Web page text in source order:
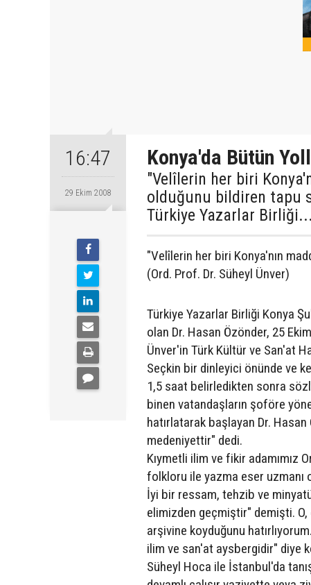
16:47
29 Ekim 2008
Konya'da Bütün
"Velîlerin her biri
olduğunu bildiren tapu
Türkiye Yazarlar Birliği...
"Velîlerin her biri Konya'nın
(Ord. Prof. Dr. Süheyl Ünver)
Türkiye Yazarlar Birliği Konya
olan Dr. Hasan Özönder, 25
Ünver'in Türk Kültür ve San'at
Seçkin bir dinleyici önünde ve
1,5 saat belirledikten sonra
binen vatandaşların şoföre
hatırlatarak başlayan Dr.
medeniyettir" dedi.
Kıymetli ilim ve fikir adamımız
folkloru ile yazma eser uzmanı
İyi bir ressam, tehzib ve
elimizden geçmiştir" demişti.
arşivine koyduğunu
ilim ve san'at aysbergidir" diye
Süheyl Hoca ile İstanbul'da